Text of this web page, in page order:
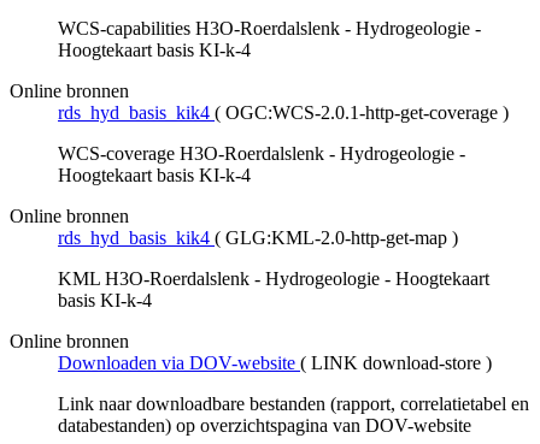
WCS-capabilities H3O-Roerdalslenk - Hydrogeologie -
Hoogtekaart basis KI-k-4
Online bronnen
rds_hyd_basis_kik4 ( OGC:WCS-2.0.1-http-get-coverage )
WCS-coverage H3O-Roerdalslenk - Hydrogeologie -
Hoogtekaart basis KI-k-4
Online bronnen
rds_hyd_basis_kik4 ( GLG:KML-2.0-http-get-map )
KML H3O-Roerdalslenk - Hydrogeologie - Hoogtekaart
basis KI-k-4
Online bronnen
Downloaden via DOV-website ( LINK download-store )
Link naar downloadbare bestanden (rapport, correlatietabel en
databestanden) op overzichtspagina van DOV-website